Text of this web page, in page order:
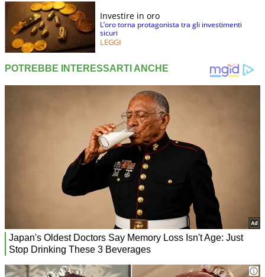
Investire in oro
L’oro torna protagonista tra gli investimenti
sicuri
LEGGI